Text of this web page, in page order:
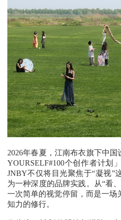
2026年春夏，江南布衣旗下中
YOURSELF#100个创作者计划
JNBY不仅将目光聚焦于“凝视”
为一种深度的品牌实践。从“看
一次简单的视觉停留，而是一场
知力的修行。